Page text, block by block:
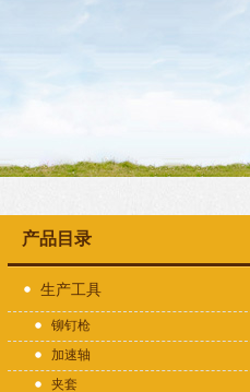
产品目录
生产工具
铆钉枪
加速轴
夹套